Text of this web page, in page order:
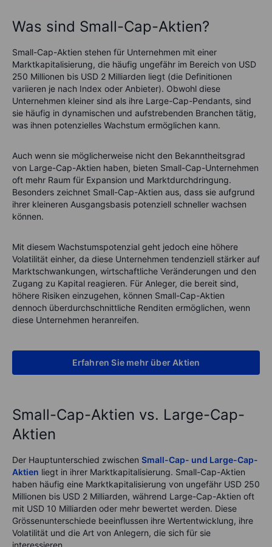
Was sind Small-Cap-Aktien?
Small-Cap-Aktien stehen für Unternehmen mit einer
Marktkapitalisierung, die häufig ungefähr im Bereich von USD
250 Millionen bis USD 2 Milliarden liegt (die Definitionen
variieren je nach Index oder Anbieter). Obwohl diese
Unternehmen kleiner sind als ihre Large-Cap-Pendants, sind
sie häufig in dynamischen und aufstrebenden Branchen tätig,
was ihnen potenzielles Wachstum ermöglichen kann.
Auch wenn sie möglicherweise nicht den Bekanntheitsgrad
von Large-Cap-Aktien haben, bieten Small-Cap-Unternehmen
oft mehr Raum für Expansion und Marktdurchdringung.
Besonders zeichnet Small-Cap-Aktien aus, dass sie aufgrund
ihrer kleineren Ausgangsbasis potenziell schneller wachsen
können.
Mit diesem Wachstumspotenzial geht jedoch eine höhere
Volatilität einher, da diese Unternehmen tendenziell stärker auf
Marktschwankungen, wirtschaftliche Veränderungen und den
Zugang zu Kapital reagieren. Für Anleger, die bereit sind,
höhere Risiken einzugehen, können Small-Cap-Aktien
dennoch überdurchschnittliche Renditen ermöglichen, wenn
diese Unternehmen heranreifen.
Erfahren Sie mehr über Aktien
Small-Cap-Aktien vs. Large-Cap-
Aktien
Der Hauptunterschied zwischen Small-Cap- und Large-Cap-
Aktien liegt in ihrer Marktkapitalisierung. Small-Cap-Aktien
haben häufig eine Marktkapitalisierung von ungefähr USD 250
Millionen bis USD 2 Milliarden, während Large-Cap-Aktien oft
mit USD 10 Milliarden oder mehr bewertet werden. Diese
Grössenunterschiede beeinflussen ihre Wertentwicklung, ihre
Volatilität und die Art von Anlegern, die sich für sie
interessieren.